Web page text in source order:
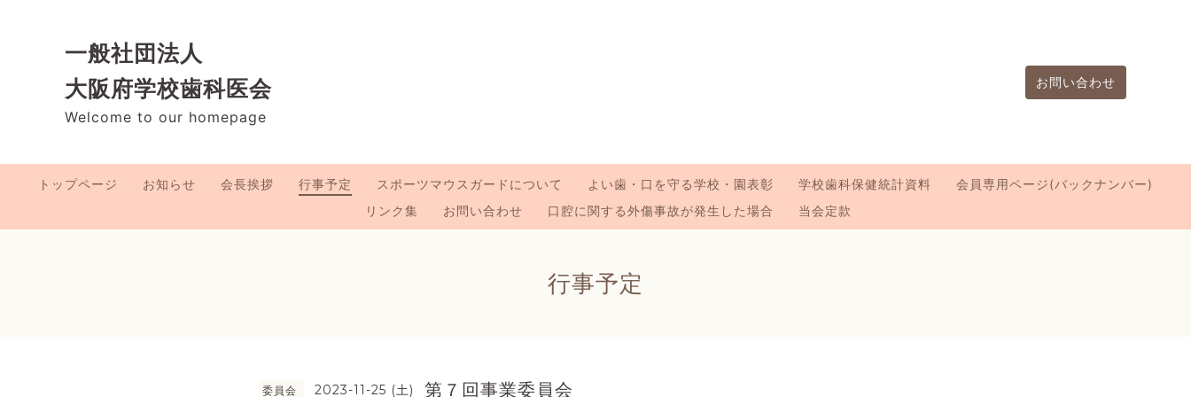
一般社団法人
大阪府学校歯科医会
Welcome to our homepage
お問い合わせ
トップページ お知らせ 会長挨拶 行事予定 スポーツマウスガードについて よい歯・口を守る学校・園表彰 学校歯科保健統計資料
会員専用ページ(バックナンバー)
リンク集
お問い合わせ 口腔に関する外傷事故が発生した場合 当会定款
行事予定
委員会 2023-11-25 (土) 第７回事業委員会